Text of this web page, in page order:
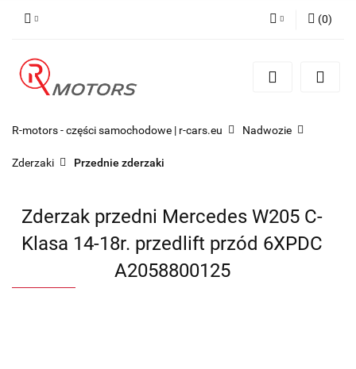
Zarejestruj się
(0)
R-motors - części samochodowe | r-cars.eu Nadwozie
Zderzaki Przednie zderzaki
Zderzak przedni Mercedes W205 C-
Klasa 14-18r. przedlift przód 6XPDC
A2058800125